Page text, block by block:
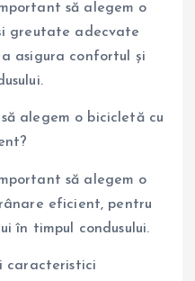
să alegem o
greutate adecvate
asigura confortul și
alegem o bicicletă cu
să alegem o
eficient, pentru
în timpul condusului.
caracteristici